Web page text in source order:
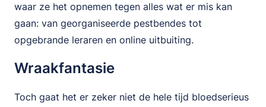
waar ze het opnemen tegen alles wat er mis kan
gaan: van georganiseerde pestbendes tot
opgebrande leraren en online uitbuiting.
Wraakfantasie
Toch gaat het er zeker niet de hele tijd bloedserieus